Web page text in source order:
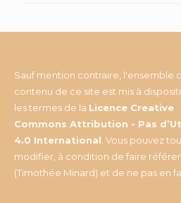
Sauf mention contraire, l'ensemble
contenu de ce site est mis à
les termes de la Licence Creative
Commons Attribution - Pas
4.0 International . Vous pouvez
modifier, à condition de faire
(Timothée Minard) et de ne pas en